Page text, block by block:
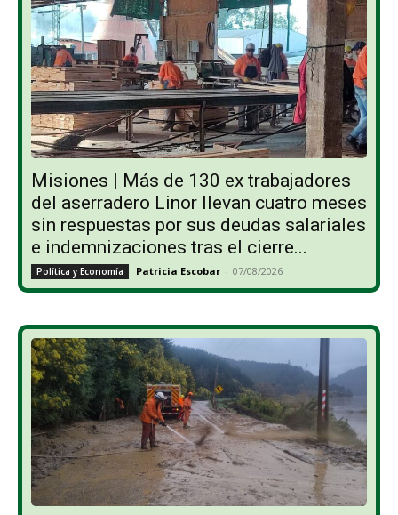
Misiones | Más de 130 ex trabajadores
del aserradero Linor llevan cuatro meses
sin respuestas por sus deudas salariales
e indemnizaciones tras el cierre...
Política y Economía Patricia Escobar - 07/08/2026